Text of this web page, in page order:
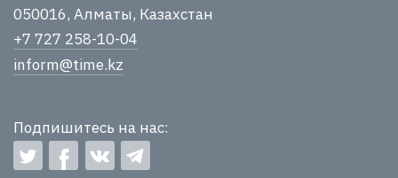
050016, Алматы, Казахстан
+7 727 258-10-04
inform@time.kz
Подпишитесь на нас: